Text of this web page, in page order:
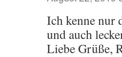
Ich kenne nur
und auch
Liebe Grüße,